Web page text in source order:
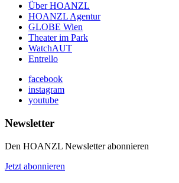
Über HOANZL
HOANZL Agentur
GLOBE Wien
Theater im Park
WatchAUT
Entrello
facebook
instagram
youtube
Newsletter
Den HOANZL Newsletter abonnieren
Jetzt abonnieren